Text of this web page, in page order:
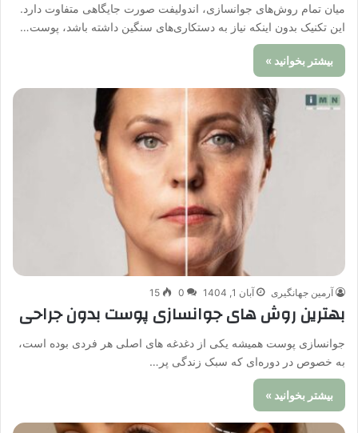
میان تمام روش‌های جوانسازی، اندولیفت صورت جایگاهی متفاوت دارد.
این تکنیک بدون اینکه نیاز به دستکاری‌های سنگین داشته باشد، پوست…
بیشتر بخوانید »
آرمین جهانگیری آبان 1, 1404 0
15
بهترین روش های جوانسازی پوست بدون جراحی
جوانسازی پوست همیشه یکی از دغدغه های اصلی هر فردی بوده است،
به خصوص در دوره‌ای که سبک زندگی پر…
بیشتر بخوانید »